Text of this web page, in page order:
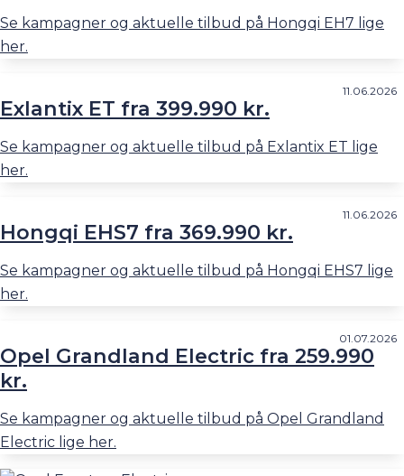
Se kampagner og aktuelle tilbud på Hongqi EH7 lige
her.
11.06.2026
Exlantix ET fra 399.990 kr.
Se kampagner og aktuelle tilbud på Exlantix ET lige
her.
11.06.2026
Hongqi EHS7 fra 369.990 kr.
Se kampagner og aktuelle tilbud på Hongqi EHS7 lige
her.
01.07.2026
Opel Grandland Electric fra 259.990
kr.
Se kampagner og aktuelle tilbud på Opel Grandland
Electric lige her.